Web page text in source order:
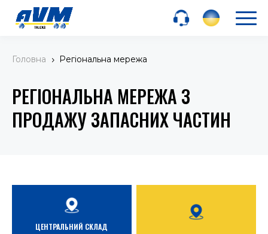
Головна 5 Регіональна мережа
РЕГІОНАЛЬНА МЕРЕЖА З
ПРОДАЖУ ЗАПАСНИХ ЧАСТИН
ЦЕНТРАЛЬНИЙ СКЛАД